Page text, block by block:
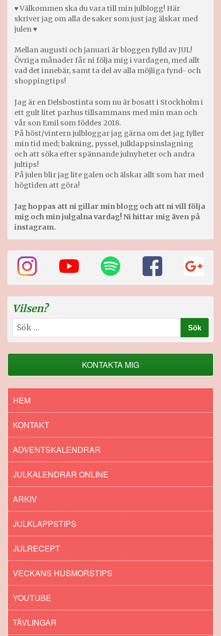
♥ Välkommen ska du vara till min julblogg! Här
skriver jag om alla de saker som just jag älskar med
julen ♥
Mellan augusti och januari är bloggen fylld av JUL!
Övriga månader får ni följa mig i vardagen, med allt
vad det innebär, samt ta del av alla möjliga fynd- och
shoppingtips!
Jag är en Delsbostinta som nu är bosatt i Stockholm i
ett gult litet parhus tillsammans med min man och
vår son Emil som föddes 2018.
På höst/vintern julbloggar jag gärna om det jag fyller
min tid med; bakning, pyssel, julklappsinslagning
och att söka efter spännande julnyheter och andra
jultips!
På julen blir jag lite galen och älskar allt som har med
högtiden att göra!
Jag hoppas att ni gillar min blogg och att ni vill följa
mig och min julgalna vardag! Ni hittar mig även på
instagram.
Vilsen?
Sök
efter:
KONTAKTA MIG
HEM
KONTAKT
ADVENTSKALENDRAR
JULKALENDRAR ONLINE
ARKIV
JULKLAPPSTIPS
JULRECEPT
VECKANS HUSMORSTIPS
YOUTUBE
TÄVLINGAR